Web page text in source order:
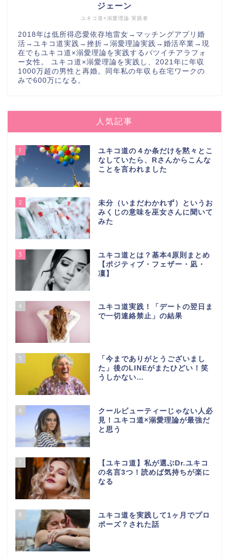
ユキコ道×溺愛理論 実践者
ジェーン
2018年は低所得恋愛依存地雷女→マッチングアプリ婚
活→ユキコ道実践→挫折→溺愛理論実践→婚活卒業→現
在でもユキコ道×溺愛理論を実践するバツイチアラフォ
ー女性。 ユキコ道×溺愛理論を実践し、2021年に年収
1000万超の男性と再婚。同年私の年収も在宅ワークの
みで600万になる。
人気記事
1
ユキコ道の４か条だけを黙々とこ
なしていたら、Rさんからこんな
ことを言われました
2
未分（いまだわかれず）というお
みくじの意味を巫女さんに聞いて
みた
3
ユキコ道とは？基本4原則まとめ
【ポジティブ・フェザー・凪・
凜】
4
ユキコ道実践！「デートの翌日ま
で一切連絡禁止」の結果
5
「今までありがとうございまし
た」後のLINEがまたひどい！笑
うしかない…
6
クールビューティーじゃない人必
見！ユキコ道×溺愛理論が最強だ
と思う
7
【ユキコ道】私が選ぶDr.ユキコ
の名言3つ！読めば気持ちが楽に
なる
8
ユキコ道を実践して1ヶ月でプロ
ポーズ？された話